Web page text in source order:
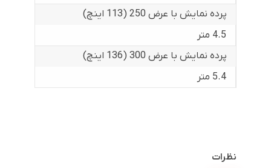
پرده نمایش با عرض 250 (113 اینچ)
4.5 متر
پرده نمایش با عرض 300 (136 اینچ)
5.4 متر
نظرات